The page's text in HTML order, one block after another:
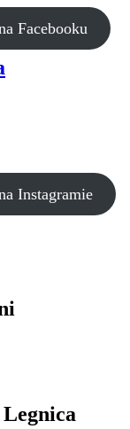
Facebooku
Instagramie